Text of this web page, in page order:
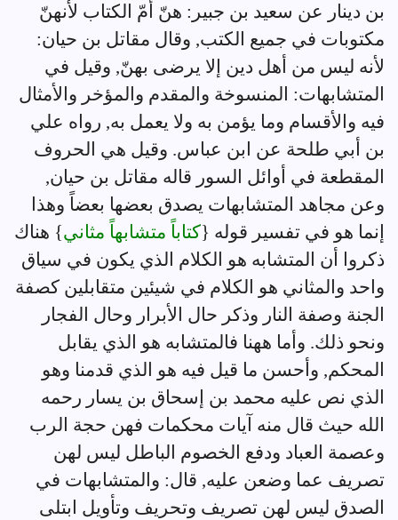
بن دينار عن سعيد بن جبير: هنّ أمّ الكتاب لأنهنّ
مكتوبات في جميع الكتب, وقال مقاتل بن حيان:
لأنه ليس من أهل دين إلا يرضى بهنّ, وقيل في
المتشابهات: المنسوخة والمقدم والمؤخر والأمثال
فيه والأقسام وما يؤمن به ولا يعمل به, رواه علي
بن أبي طلحة عن ابن عباس. وقيل هي الحروف
المقطعة في أوائل السور قاله مقاتل بن حيان,
وعن مجاهد المتشابهات يصدق بعضها بعضاً وهذا
إنما هو في تفسير قوله {كتاباً متشابهاً مثاني} هناك
ذكروا أن المتشابه هو الكلام الذي يكون في سياق
واحد والمثاني هو الكلام في شيئين متقابلين كصفة
الجنة وصفة النار وذكر حال الأبرار وحال الفجار
ونحو ذلك. وأما ههنا فالمتشابه هو الذي يقابل
المحكم, وأحسن ما قيل فيه هو الذي قدمنا وهو
الذي نص عليه محمد بن إسحاق بن يسار رحمه
الله حيث قال منه آيات محكمات فهن حجة الرب
وعصمة العباد ودفع الخصوم الباطل ليس لهن
تصريف عما وضعن عليه, قال: والمتشابهات في
الصدق ليس لهن تصريف وتحريف وتأويل ابتلى